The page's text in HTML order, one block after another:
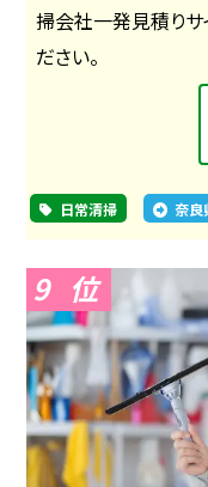
掃会社一発見積りサ
ださい。
日常清掃 奈良
9